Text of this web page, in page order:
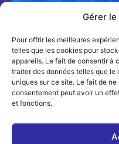
Gérer
Pour offrir les meilleures
telles que les cookies pour
appareils. Le fait de consentir à
traiter des données telles que
uniques sur ce site. Le fait de
consentement peut avoir un
et fonctions.
Shadow AI : un
banques et les
TRIBUNES 6 JUILLET 2026